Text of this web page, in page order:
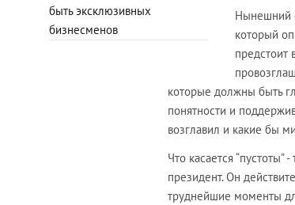
быть эксклюзивных
бизнесменов
Нынешний
который
предстоит
которые должны быть
понятности и
возглавил и какие бы
Что касается
президент. Он
труднейшие моменты